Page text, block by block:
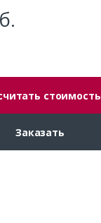
стоимость
Заказать